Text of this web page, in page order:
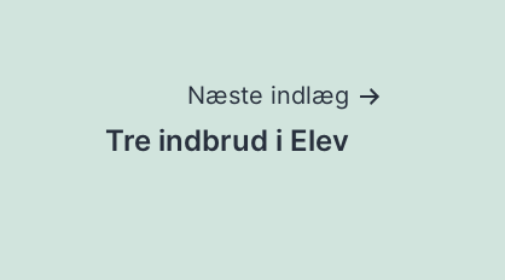
Næste indlæg
Tre indbrud i Elev